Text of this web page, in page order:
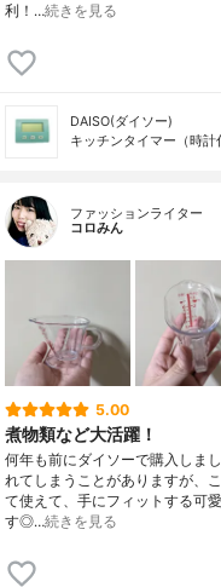
利！…続きを見る
DAISO(ダイソー)
キッチンタイマー（時計
ファッションライター
コロみん
5.00
煮物類など大活躍！
何年も前にダイソーで購入しま
れてしまうことがありますが、
て使えて、手にフィットする可
す◎…続きを見る